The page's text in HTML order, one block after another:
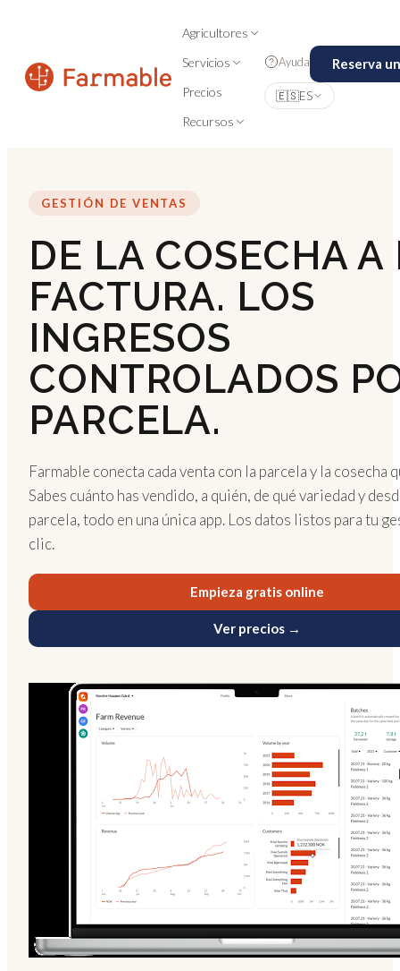
Agricultores
Servicios
Precios
Recursos
Ayuda Reserva
🇪🇸ES
GESTIÓN DE VENTAS
DE LA COSECHA A
FACTURA. LOS
INGRESOS
CONTROLADOS
PARCELA.
Farmable conecta cada venta con la parcela y la cosecha
Sabes cuánto has vendido, a quién, de qué variedad y
parcela, todo en una única app. Los datos listos para tu
clic.
Empieza gratis online
Ver precios →